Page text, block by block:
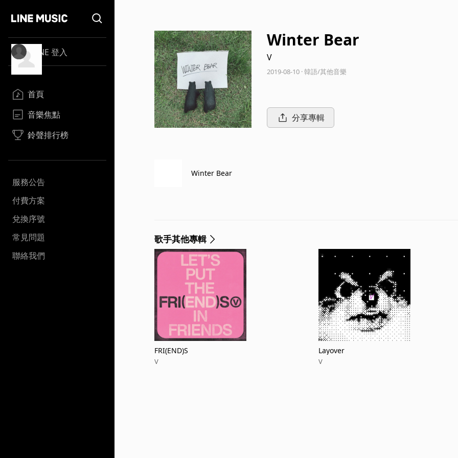
LINE 登入
首頁
音樂焦點
鈴聲排行榜
服務公告
付費方案
兌換序號
常見問題
聯絡我們
Winter Bear
V
2019-08-10 · 韓語/其他音樂
分享專輯
Winter Bear
歌手其他專輯
FRI(END)S
V
Layover
V